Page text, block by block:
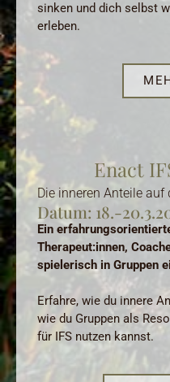
sinken und dich selbst
erleben.
Enact
Die inneren Anteile auf
Datum: 18.-
Ein
Therapeut:innen,
spielerisch in Gruppen
Erfahre, wie du innere
wie du Gruppen als
für IFS nutzen kannst.